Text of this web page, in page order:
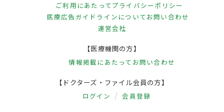
ご利用にあたってプライバシーポリシー
医療広告ガイドラインについてお問い合わせ
運営会社
【医療機関の方】
情報掲載にあたって お問い合わせ
【ドクターズ・ファイル会員の方】
ログイン 会員登録